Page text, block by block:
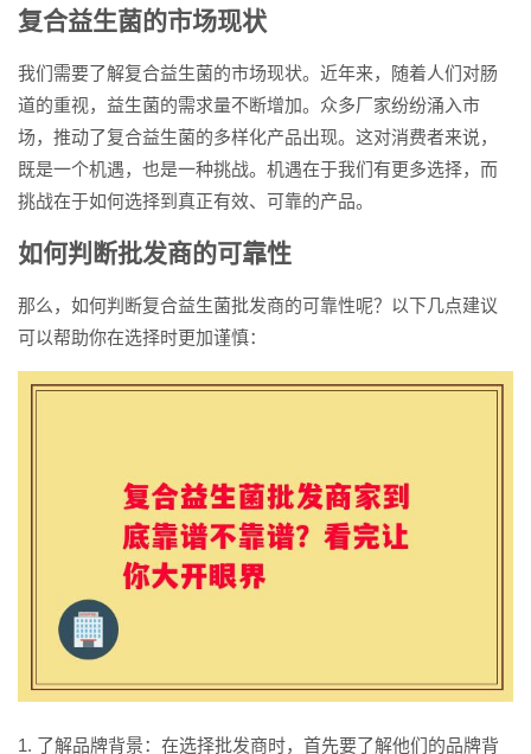
复合益生菌的市场现状
我们需要了解复合益生菌的市场现状。近年来，随着人们对肠
道的重视，益生菌的需求量不断增加。众多厂家纷纷涌入市
场，推动了复合益生菌的多样化产品出现。这对消费者来说，
既是一个机遇，也是一种挑战。机遇在于我们有更多选择，而
挑战在于如何选择到真正有效、可靠的产品。
如何判断批发商的可靠性
那么，如何判断复合益生菌批发商的可靠性呢？以下几点建议
可以帮助你在选择时更加谨慎：
1. 了解品牌背景：在选择批发商时，首先要了解他们的品牌背